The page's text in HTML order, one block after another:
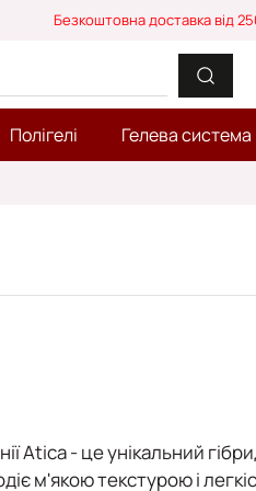
Безкоштовна доставка від
Полігелі Гелева система
Atica - це унікальний
м'якою текстурою і